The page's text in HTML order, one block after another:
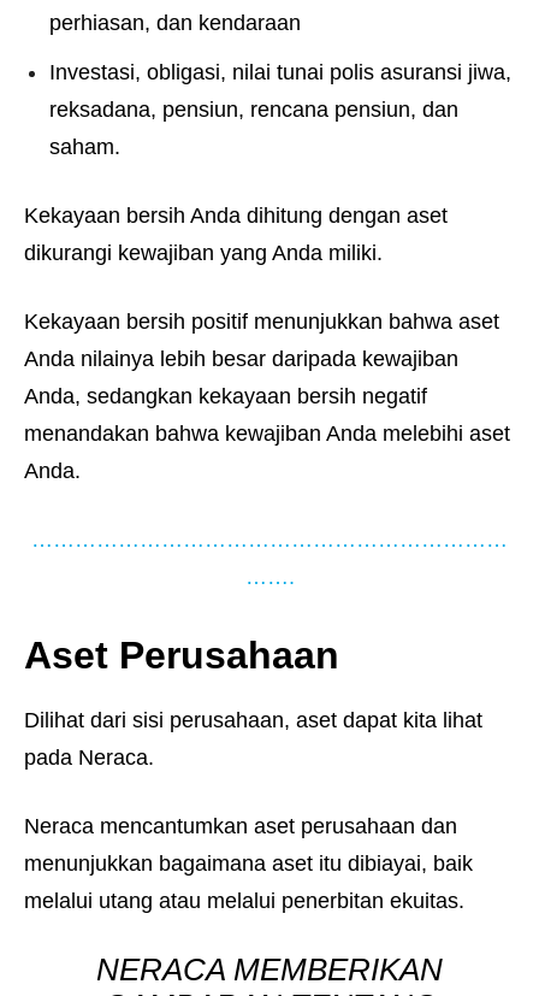
perhiasan, dan kendaraan
Investasi, obligasi, nilai tunai polis asuransi jiwa,
reksadana, pensiun, rencana pensiun, dan
saham.
Kekayaan bersih Anda dihitung dengan aset
dikurangi kewajiban yang Anda miliki.
Kekayaan bersih positif menunjukkan bahwa aset
Anda nilainya lebih besar daripada kewajiban
Anda, sedangkan kekayaan bersih negatif
menandakan bahwa kewajiban Anda melebihi aset
Anda.
…………………………………………………………
…….
Aset Perusahaan
Dilihat dari sisi perusahaan, aset dapat kita lihat
pada Neraca.
Neraca mencantumkan aset perusahaan dan
menunjukkan bagaimana aset itu dibiayai, baik
melalui utang atau melalui penerbitan ekuitas.
NERACA MEMBERIKAN